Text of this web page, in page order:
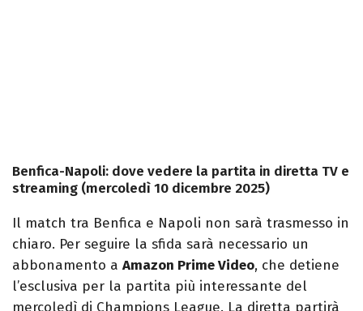
Benfica-Napoli: dove vedere la partita in diretta TV e
streaming (mercoledì 10 dicembre 2025)
Il match tra Benfica e Napoli non sarà trasmesso in
chiaro. Per seguire la sfida sarà necessario un
abbonamento a Amazon Prime Video, che detiene
l’esclusiva per la partita più interessante del
mercoledì di Champions League. La diretta partirà